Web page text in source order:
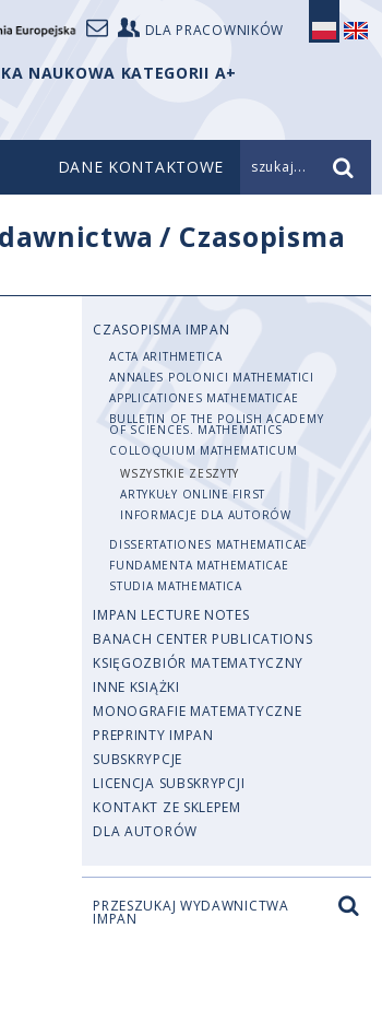
DLA PRACOWNIKÓW
NAUKOWA KATEGORII A+
DANE KONTAKTOWE szukaj...
/ Czasopisma
CZASOPISMA IMPAN
ACTA ARITHMETICA
ANNALES POLONICI MATHEMATICI
APPLICATIONES MATHEMATICAE
BULLETIN OF THE POLISH ACADEMY
OF SCIENCES. MATHEMATICS
COLLOQUIUM MATHEMATICUM
WSZYSTKIE ZESZYTY
ARTYKUŁY ONLINE FIRST
INFORMACJE DLA AUTORÓW
DISSERTATIONES MATHEMATICAE
FUNDAMENTA MATHEMATICAE
STUDIA MATHEMATICA
IMPAN LECTURE NOTES
BANACH CENTER PUBLICATIONS
KSIĘGOZBIÓR MATEMATYCZNY
INNE KSIĄŻKI
MONOGRAFIE MATEMATYCZNE
PREPRINTY IMPAN
SUBSKRYPCJE
LICENCJA SUBSKRYPCJI
KONTAKT ZE SKLEPEM
DLA AUTORÓW
PRZESZUKAJ WYDAWNICTWA
IMPAN